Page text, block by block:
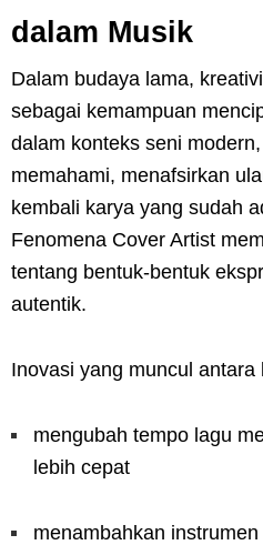
dalam Musik
Dalam budaya lama,
sebagai kemampuan
dalam konteks seni
memahami, menafsirkan
kembali karya yang sudah
Fenomena Cover Artist
tentang bentuk-bentuk
autentik.
Inovasi yang muncul antara
mengubah tempo lagu
lebih cepat
menambahkan